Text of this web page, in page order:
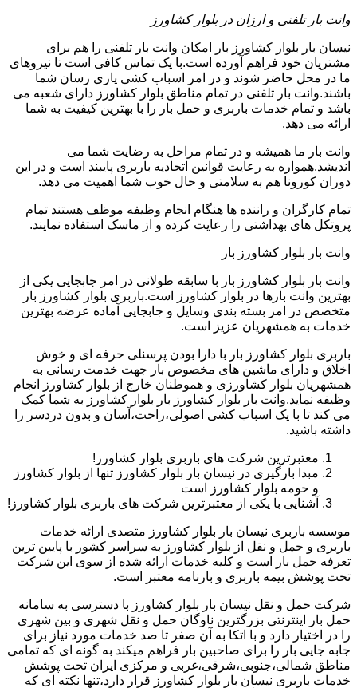
وانت بار تلفنی و ارزان در بلوار کشاورز
نیسان بار بلوار کشاورز بار امکان وانت بار تلفنی را هم برای
مشتریان خود فراهم آورده است.با یک تماس کافی است تا نیروهای
ما در محل حاضر شوند و در امر اسباب کشی یاری رسان شما
باشند.وانت بار تلفنی در تمام مناطق بلوار کشاورز دارای شعبه می
باشد و تمام خدمات باربری و حمل بار را با بهترین کیفیت به شما
ارائه می دهد.
وانت بار ما همیشه و در تمام مراحل به رضایت شما می
اندیشد.همواره به رعایت قوانین اتحادیه باربری پایبند است و در این
دوران کورونا هم به سلامتی و حال خوب شما اهمیت می دهد.
تمام کارگران و راننده ها هنگام انجام وظیفه موظف هستند تمام
پروتکل های بهداشتی را رعایت کرده و از ماسک استفاده نمایند.
وانت بار بلوار کشاورز بار
وانت بار بلوار کشاورز بار با سابقه طولانی در امر جابجایی یکی از
بهترین وانت بارها در بلوار کشاورز است.باربری بلوار کشاورز بار
متخصص در امر بسته بندی وسایل و جابجایی آماده عرضه بهترین
خدمات به همشهریان عزیز است.
باربری بلوار کشاورز بار با دارا بودن پرسنلی حرفه ای و خوش
اخلاق و دارای ماشین های مخصوص بار جهت خدمت رسانی به
همشهریان بلوار کشاورزی و هموطنان خارج از بلوار کشاورز انجام
وظیفه نماید.وانت بار بلوار کشاورز بار بلوار کشاورز به شما کمک
می کند تا با یک اسباب کشی اصولی،راحت،آسان و بدون دردسر را
داشته باشید.
معتبرترین شرکت های باربری بلوار کشاورز!
مبدا بارگیری در نیسان بار بلوار کشاورز تنها از بلوار کشاورز
و حومه بلوار کشاورز است
آشنایی با یکی از معتبرترین شرکت های باربری بلوار کشاورز!
موسسه باربری نیسان بار بلوار کشاورز متصدی ارائه خدمات
باربری و حمل و نقل از بلوار کشاورز به سراسر کشور با پایین ترین
تعرفه حمل بار است و کلیه خدمات ارائه شده از سوی این شرکت
تحت پوشش بیمه باربری و بارنامه معتبر است.
شرکت حمل و نقل نیسان بار بلوار کشاورز با دسترسی به سامانه
حمل بار اینترنتی بزرگترین ناوگان حمل و نقل شهری و بین شهری
را در اختیار دارد و با اتکا به آن صفر تا صد خدمات مورد نیاز برای
جابه جایی بار را برای صاحبین بار فراهم میکند به گونه ای که تمامی
مناطق شمالی،جنوبی،شرقی،غربی و مرکزی ایران تحت پوشش
خدمات باربری نیسان بار بلوار کشاورز قرار دارد،تنها نکته ای که